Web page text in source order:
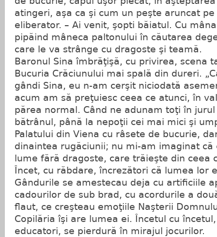
atingeri, aşa ca şi cum un peşte aruncat
eliberator. – Ai venit, şopti băiatul. Cu
pipăind mâneca paltonului în căutarea
care le va strânge cu dragoste şi teamă.
Baronul Sina îmbrăţişă, cu privirea, scena
Bucuria Crăciunului mai spală din dureri.
gândi Sina, eu n-am cerşit niciodată
acum am să preţuiesc ceea ce atunci, în
părea normal. Când ne adunam toţi în
bătrânul, până la nepoţii cei mai mici şi
Palatului din Viena cu râsete de bucurie,
dinaintea rugăciunii; nu mi-am imaginat că
lume fără dragoste, care trăieşte din ceea
Încet, cu răbdare, încrezători că lumea lor
Gândurile se amestecau deja cu artificiile
cadourilor de sub brad, cu acordurile a
flaut, ce creşteau emoţiile Naşterii
Copilăria îşi are lumea ei. Încetul cu
educatori, se pierdură în mirajul jocurilor.